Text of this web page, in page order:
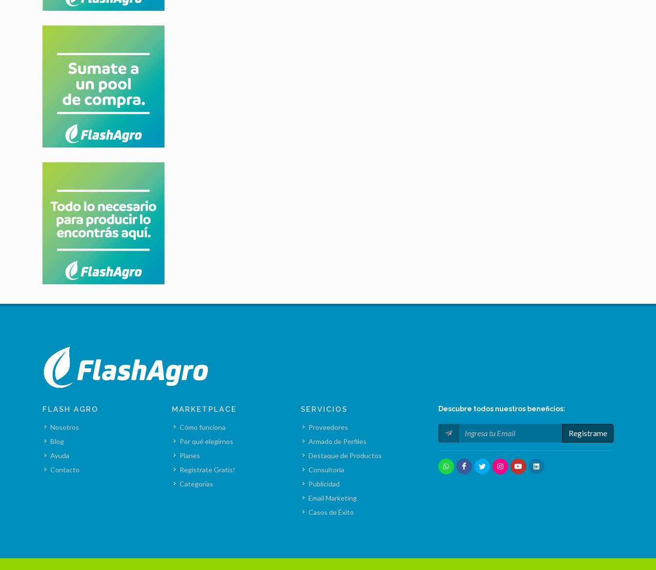
FLASH AGRO
Nosotros
Blog
Ayuda
Contacto
MARKETPLACE
Cómo funciona
Por qué elegirnos
Planes
Registrate Gratis!
Categorías
SERVICIOS
Proveedores
Armado de Perfiles
Destaque de Productos
Consultoría
Publicidad
Email Marketing
Casos de Éxito
Descubre todos nuestros beneficios:
Registrame